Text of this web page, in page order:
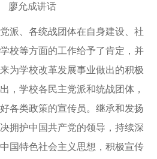
廖允成讲话
派、各统战团体在自身建设、社
校等方面的工作给予了肯定，并
为学校改革发展事业做出的积极
，学校各民主党派和统战团体，
各类政策的宣传员。继承和发扬
拥护中国共产党的领导，持续深
国特色社会主义思想，积极宣传